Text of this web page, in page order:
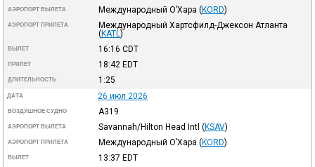
АЭРОПОРТ ВЫЛЕТА Международный О’Хара (KORD)
АЭРОПОРТ ПРИЛЕТА
Международный Хартсфилд-Джексон Атланта
(KATL )
ВЫЛЕТ 16:16 CDT
ПРИЛЕТ 18:42 EDT
ДЛИТЕЛЬНОСТЬ 1:25
ДАТА 26 июл 2026
ВОЗДУШНОЕ СУДНО A319
АЭРОПОРТ ВЫЛЕТА Savannah/Hilton Head Intl (KSAV)
АЭРОПОРТ ПРИЛЕТА Международный О’Хара (KORD)
ВЫЛЕТ 13:37 EDT